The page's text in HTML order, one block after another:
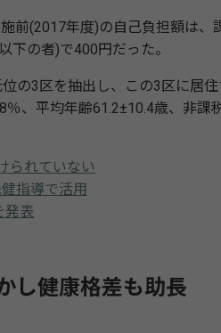
前(2017年度)の自己負担額は、
下の者)で400円だった。
の3区を抽出し、この3区に居
、平均年齢61.2±10.4歳、非課税
られていない
指導で活用
発表
し健康格差も助長